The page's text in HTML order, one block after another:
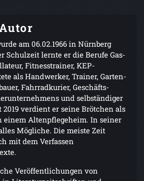
am 06.02.1966 in Nürnberg
Schulzeit lernte er die Berufe Gas-
Fitnesstrainer, KEP-
als Handwerker, Trainer, Garten-
Fahrradkurier, Geschäfts-
und selbständiger
verdient er seine Brötchen als
einem Altenpflegeheim. In seiner
Mögliche. Die meiste Zeit
mit dem Verfassen
Veröffentlichungen von